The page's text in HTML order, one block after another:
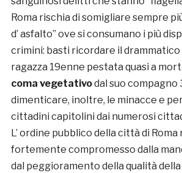
Roma rischia di somigliare sempre
d’ asfalto” ove si consumano i più
crimini: basti ricordare il drammatico
ragazza 19enne pestata quasi a
coma vegetativodal suo compagno
dimenticare, inoltre, le minacce e
cittadini capitolini dai numerosi
L’ ordine pubblico della città di
fortemente compromesso dalla
dal peggioramento della qualità della